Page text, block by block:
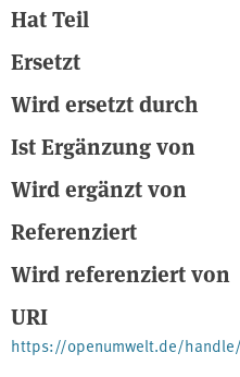
Hat Teil
Ersetzt
Wird ersetzt durch
Ist Ergänzung von
Wird ergänzt von
Referenziert
Wird referenziert von
URI
https://openumwelt.de/